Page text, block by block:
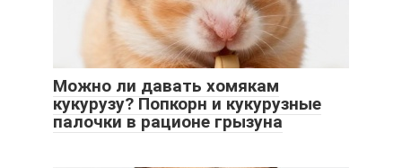
Можно ли давать хомякам
кукурузу? Попкорн и кукурузные
палочки в рационе грызуна